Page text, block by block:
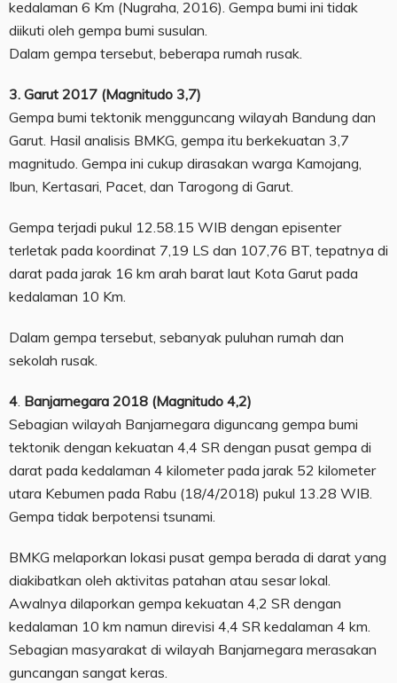
kedalaman 6 Km (Nugraha, 2016). Gempa bumi ini tidak
diikuti oleh gempa bumi susulan.
Dalam gempa tersebut, beberapa rumah rusak.
3. Garut 2017 (Magnitudo 3,7)
Gempa bumi tektonik mengguncang wilayah Bandung dan
Garut. Hasil analisis BMKG, gempa itu berkekuatan 3,7
magnitudo. Gempa ini cukup dirasakan warga Kamojang,
Ibun, Kertasari, Pacet, dan Tarogong di Garut.
Gempa terjadi pukul 12.58.15 WIB dengan episenter
terletak pada koordinat 7,19 LS dan 107,76 BT, tepatnya di
darat pada jarak 16 km arah barat laut Kota Garut pada
kedalaman 10 Km.
Dalam gempa tersebut, sebanyak puluhan rumah dan
sekolah rusak.
4. Banjarnegara 2018 (Magnitudo 4,2)
Sebagian wilayah Banjarnegara diguncang gempa bumi
tektonik dengan kekuatan 4,4 SR dengan pusat gempa di
darat pada kedalaman 4 kilometer pada jarak 52 kilometer
utara Kebumen pada Rabu (18/4/2018) pukul 13.28 WIB.
Gempa tidak berpotensi tsunami.
BMKG melaporkan lokasi pusat gempa berada di darat yang
diakibatkan oleh aktivitas patahan atau sesar lokal.
Awalnya dilaporkan gempa kekuatan 4,2 SR dengan
kedalaman 10 km namun direvisi 4,4 SR kedalaman 4 km.
Sebagian masyarakat di wilayah Banjarnegara merasakan
guncangan sangat keras.